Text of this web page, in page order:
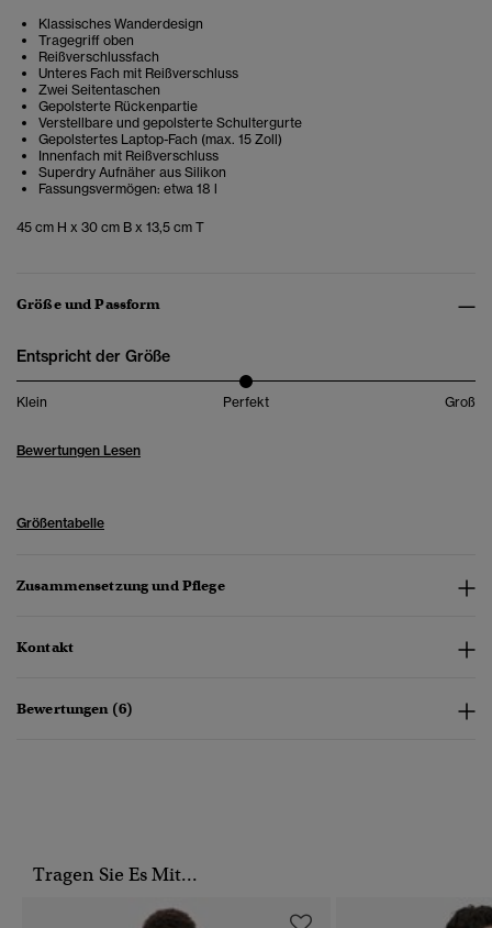
Klassisches Wanderdesign
Tragegriff oben
Reißverschlussfach
Unteres Fach mit Reißverschluss
Zwei Seitentaschen
Gepolsterte Rückenpartie
Verstellbare und gepolsterte Schultergurte
Gepolstertes Laptop-Fach (max. 15 Zoll)
Innenfach mit Reißverschluss
Superdry Aufnäher aus Silikon
Fassungsvermögen: etwa 18 l
45 cm H x 30 cm B x 13,5 cm T
Größe und Passform
Entspricht der Größe
Klein Perfekt Groß
Bewertungen Lesen
Größentabelle
Zusammensetzung und Pflege
Kontakt
Bewertungen (6)
Tragen Sie Es Mit...